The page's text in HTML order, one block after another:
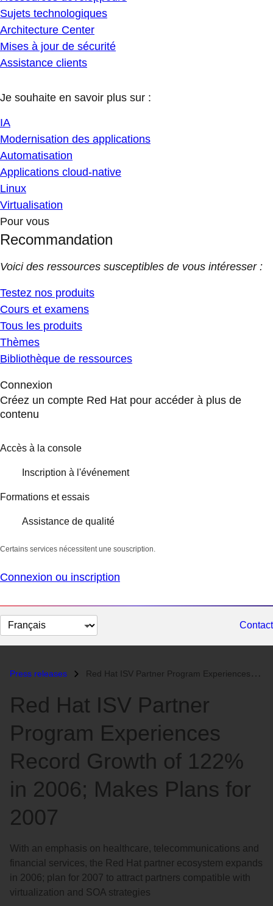
Sujets technologiques
Architecture Center
Mises à jour de sécurité
Assistance clients
Je souhaite en savoir plus sur :
IA
Modernisation des applications
Automatisation
Applications cloud-native
Linux
Virtualisation
Pour vous
Recommandation
Voici des ressources susceptibles de vous intéresser :
Testez nos produits
Cours et examens
Tous les produits
Thèmes
Bibliothèque de ressources
Connexion
Créez un compte Red Hat pour accéder à plus de
contenu
Accès à la console
Inscription à l'événement
Formations et essais
Assistance de qualité
Certains services nécessitent une souscription.
Connexion ou inscription
Changer
la
Contact
Press releases Red Hat ISV Partner Program Experiences Record Growth of 122% in 2006;...
Red Hat ISV Partner
Program Experiences
Record Growth of 122%
in 2006; Makes Plans for
2007
With an emphasis on healthcare, telecommunications and
financial services, the Red Hat partner ecosystem expands
in 2006; plan for 2007 to attract partners compatible with
virtualization and SOA strategies